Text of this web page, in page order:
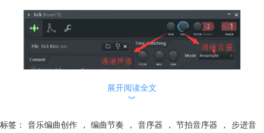
展开阅读全文
︾
标签： 音乐编曲创作 ， 编曲节奏 ， 音序器 ， 节拍音序器 ，
步进音